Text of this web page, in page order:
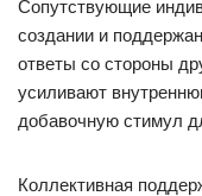
Сопутствующие
создании и
ответы со стороны
усиливают
добавочную стимул
Коллективная